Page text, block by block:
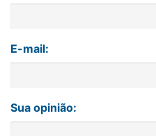
E-mail:
Sua opinião: